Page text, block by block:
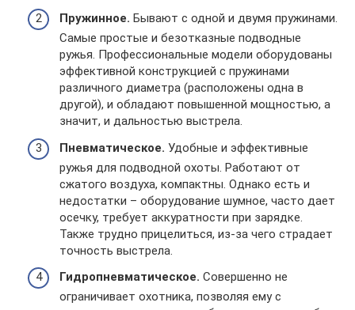
Пружинное. Бывают с одной и двумя пружинами.
Самые простые и безотказные подводные
ружья. Профессиональные модели оборудованы
эффективной конструкцией с пружинами
различного диаметра (расположены одна в
другой), и обладают повышенной мощностью, а
значит, и дальностью выстрела.
Пневматическое. Удобные и эффективные
ружья для подводной охоты. Работают от
сжатого воздуха, компактны. Однако есть и
недостатки – оборудование шумное, часто дает
осечку, требует аккуратности при зарядке.
Также трудно прицелиться, из-за чего страдает
точность выстрела.
Гидропневматическое. Совершенно не
ограничивает охотника, позволяя ему с